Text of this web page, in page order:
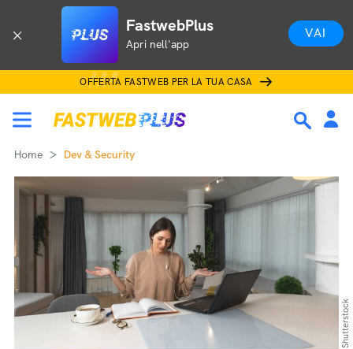
FastwebPlus
Apri nell'app
VAI
OFFERTA FASTWEB PER LA TUA CASA
Home Dev & Security
Shutterstock